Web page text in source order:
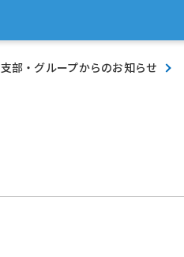
支部・グループからのお知らせ